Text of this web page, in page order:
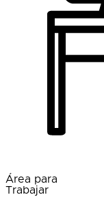
Área para
Trabajar